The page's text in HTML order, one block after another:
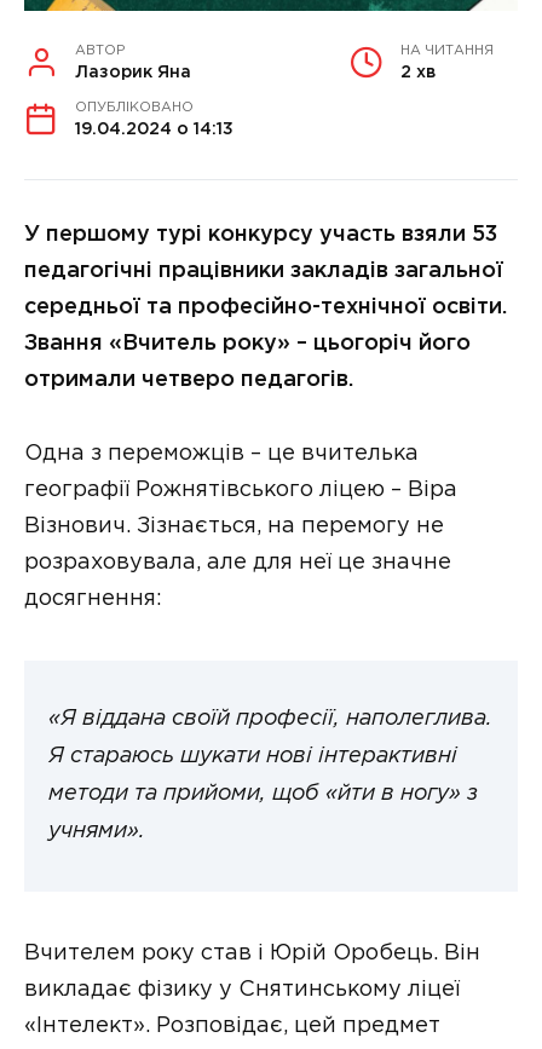
АВТОР
Лазорик Яна
НА ЧИТАННЯ
2 хв
ОПУБЛІКОВАНО
19.04.2024 о 14:13
У першому турі конкурсу участь взяли 53
педагогічні працівники закладів загальної
середньої та професійно-технічної освіти.
Звання «Вчитель року» – цьогоріч його
отримали четверо педагогів.
Одна з переможців – це вчителька
географії Рожнятівського ліцею – Віра
Візнович. Зізнається, на перемогу не
розраховувала, але для неї це значне
досягнення:
«Я віддана своїй професії, наполеглива.
Я стараюсь шукати нові інтерактивні
методи та прийоми, щоб «йти в ногу» з
учнями».
Вчителем року став і Юрій Оробець. Він
викладає фізику у Снятинському ліцеї
«Інтелект». Розповідає, цей предмет